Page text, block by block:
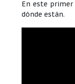
En este
dónde están.